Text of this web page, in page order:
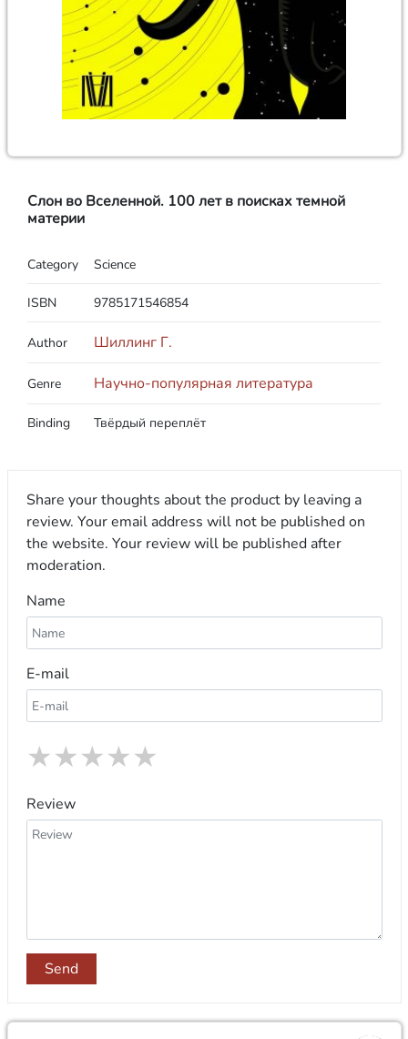
Слон во Вселенной. 100 лет в поисках темной
материи
Category Science
ISBN 9785171546854
Author Шиллинг Г.
Genre Научно-популярная литература
Binding Твёрдый переплёт
Share your thoughts about the product by leaving a
review. Your email address will not be published on
the website. Your review will be published after
moderation.
Name
E-mail
★
★
★
★
★
Review
Send